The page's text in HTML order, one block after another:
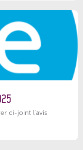
ci-joint l'avis